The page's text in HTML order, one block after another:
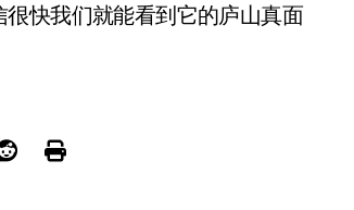
快我们就能看到它的庐山真面